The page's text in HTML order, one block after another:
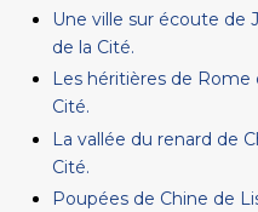
Une ville sur écoute de
de la Cité.
Les héritières de Rome
Cité.
La vallée du renard de
Cité.
Poupées de Chine de